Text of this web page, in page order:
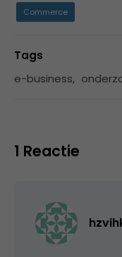
Commerce
Tags
e-business,
1 Reactie